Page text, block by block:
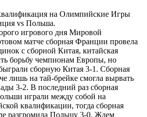
на Олимпийские Игры
vs Польша.
игрового дня Мировой
матче сборная Франции провела
с сборной Китая, китайская
борьбу чемпионам Европы, но
сборную Китая 3-1. Сборная
лишь на тай-брейке смогла вырвать
3-2. В последний раз сборная
играли между собой на
квалификации, тогда сборная
разгромила Польшу 3-0. Ждем